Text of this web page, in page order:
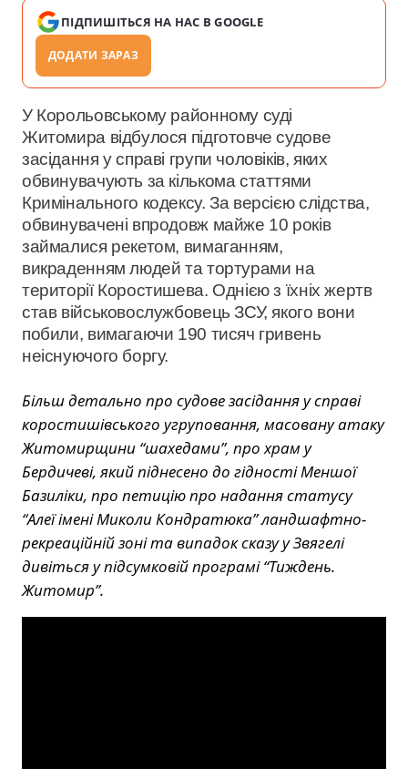
ПІДПИШІТЬСЯ НА НАС В GOOGLE
ДОДАТИ ЗАРАЗ
У Корольовському районному суді
Житомира відбулося підготовче судове
засідання у справі групи чоловіків, яких
обвинувачують за кількома статтями
Кримінального кодексу. За версією слідства,
обвинувачені впродовж майже 10 років
займалися рекетом, вимаганням,
викраденням людей та тортурами на
території Коростишева. Однією з їхніх жертв
став військовослужбовець ЗСУ, якого вони
побили, вимагаючи 190 тисяч гривень
неіснуючого боргу.
Більш детально про судове засідання у справі
коростишівського угруповання, масовану атаку
Житомирщини “шахедами”, про храм у
Бердичеві, який піднесено до гідності Меншої
Базиліки, про петицію про надання статусу
“Алеї імені Миколи Кондратюка” ландшафтно-
рекреаційній зоні та випадок сказу у Звягелі
дивіться у підсумковій програмі “Тиждень.
Житомир”.